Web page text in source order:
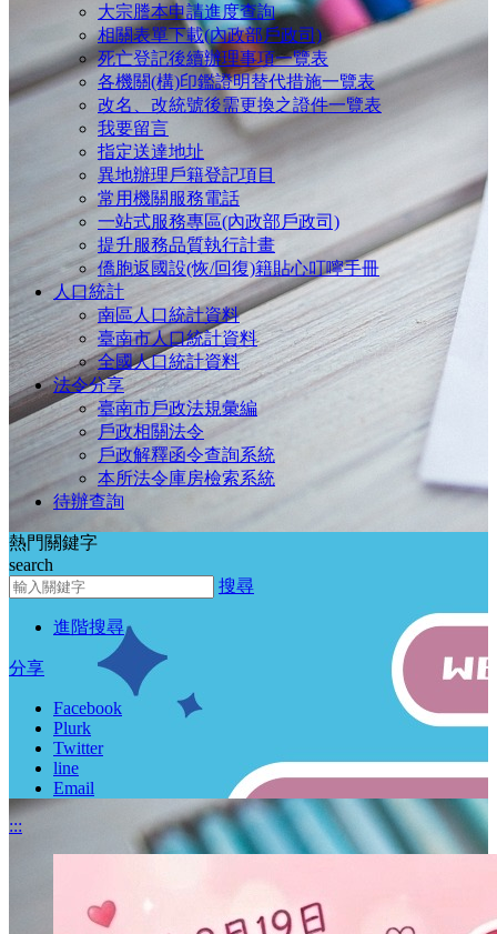
大宗謄本申請進度查詢
相關表單下載(內政部戶政司)
死亡登記後續辦理事項一覽表
各機關(構)印鑑證明替代措施一覽表
改名、改統號後需更換之證件一覽表
我要留言
指定送達地址
異地辦理戶籍登記項目
常用機關服務電話
一站式服務專區(內政部戶政司)
提升服務品質執行計畫
僑胞返國設(恢/回復)籍貼心叮嚀手冊
人口統計
南區人口統計資料
臺南市人口統計資料
全國人口統計資料
法令分享
臺南市戶政法規彙編
戶政相關法令
戶政解釋函令查詢系統
本所法令庫房檢索系統
待辦查詢
熱門關鍵字
search
搜尋
搜尋
進階搜尋
分享
Facebook
Plurk
Twitter
line
Email
:::